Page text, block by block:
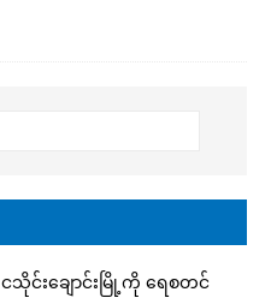
သိုင်းချောင်းမြို့ကို ရေစတင်